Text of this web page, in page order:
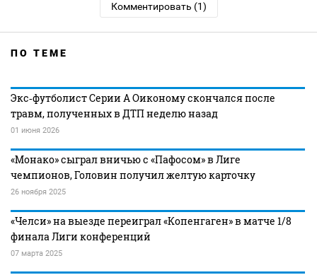
Комментировать (1)
ПО ТЕМЕ
Экс‑футболист Серии А Оиконому скончался после
травм, полученных в ДТП неделю назад
01 июня 2026
«Монако» сыграл вничью с «Пафосом» в Лиге
чемпионов, Головин получил желтую карточку
26 ноября 2025
«Челси» на выезде переиграл «Копенгаген» в матче 1/8
финала Лиги конференций
07 марта 2025